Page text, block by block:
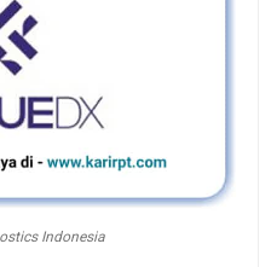
Indonesia